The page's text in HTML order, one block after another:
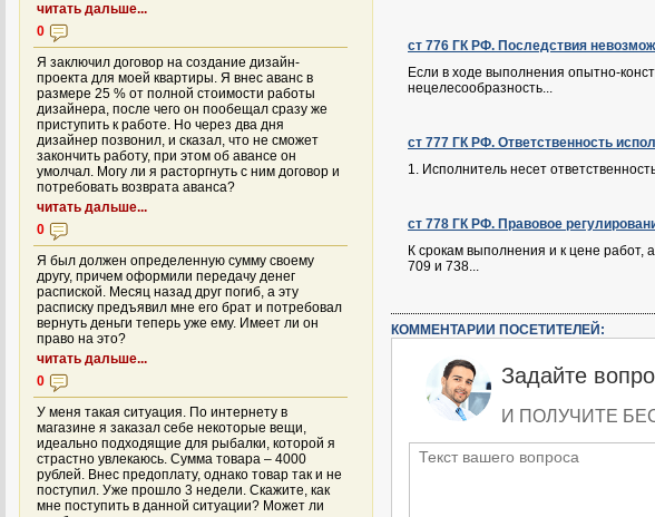
ст 776 ГК РФ. Последствия
Если в ходе выполнения опытно-
нецелесообразность...
ст 777 ГК РФ. Ответственность
1. Исполнитель несет
ст 778 ГК РФ. Правовое
К срокам выполнения и к цене работ,
709 и 738...
КОММЕНТАРИИ ПОСЕТИТЕЛЕЙ:
Задайте
И ПОЛУЧИТЕ
читать дальше...
0
Я заключил договор на создание дизайн-
проекта для моей квартиры. Я внес аванс в
размере 25 % от полной стоимости работы
дизайнера, после чего он пообещал сразу же
приступить к работе. Но через два дня
дизайнер позвонил, и сказал, что не сможет
закончить работу, при этом об авансе он
умолчал. Могу ли я расторгнуть с ним договор и
потребовать возврата аванса?
читать дальше...
0
Я был должен определенную сумму своему
другу, причем оформили передачу денег
распиской. Месяц назад друг погиб, а эту
расписку предъявил мне его брат и потребовал
вернуть деньги теперь уже ему. Имеет ли он
право на это?
читать дальше...
0
У меня такая ситуация. По интернету в
магазине я заказал себе некоторые вещи,
идеально подходящие для рыбалки, которой я
страстно увлекаюсь. Сумма товара – 4000
рублей. Внес предоплату, однако товар так и не
поступил. Уже прошло 3 недели. Скажите, как
мне поступить в данной ситуации? Может ли